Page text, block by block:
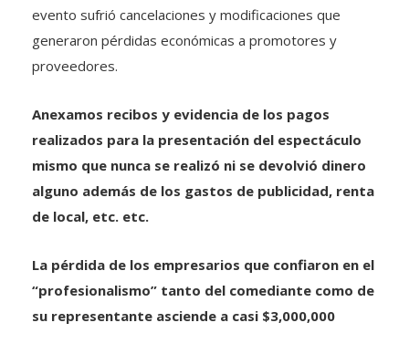
evento sufrió cancelaciones y modificaciones que
generaron pérdidas económicas a promotores y
proveedores.
Anexamos recibos y evidencia de los pagos
realizados para la presentación del espectáculo
mismo que nunca se realizó ni se devolvió dinero
alguno además de los gastos de publicidad, renta
de local, etc. etc.
La pérdida de los empresarios que confiaron en el
“profesionalismo” tanto del comediante como de
su representante asciende a casi $3,000,000